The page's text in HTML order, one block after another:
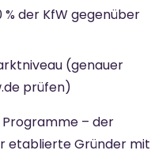
% der KfW gegenüber
(genauer
prüfen)
– der
etablierte Gründer mit